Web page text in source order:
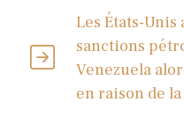
Les États-
sanctions
Venezuela
en raison de